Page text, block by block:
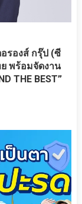
รองส์ กรุ๊ป (ซี
พร้อมจัดงาน
THE BEST”